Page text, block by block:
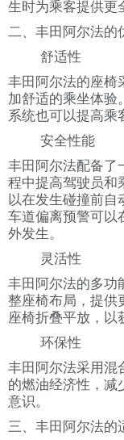
生时为乘客提供更
二、丰田阿尔法的
舒适性
丰田阿尔法的座椅
加舒适的乘坐体验
系统也可以提高乘
安全性能
丰田阿尔法配备了
程中提高驾驶员和
以在发生碰撞前自
车道偏离预警可以
外发生。
灵活性
丰田阿尔法的多功
整座椅布局，提供
座椅折叠平放，以
环保性
丰田阿尔法采用混
的燃油经济性，减
意识。
三、丰田阿尔法的